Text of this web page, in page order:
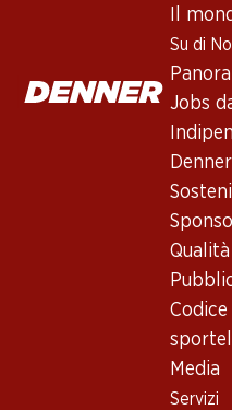
Il
Su di
Jobs
Denner
Qualità
Media
Servizi
Bündner Banner Pinot Noir
Maienfeld Graubünden AOC